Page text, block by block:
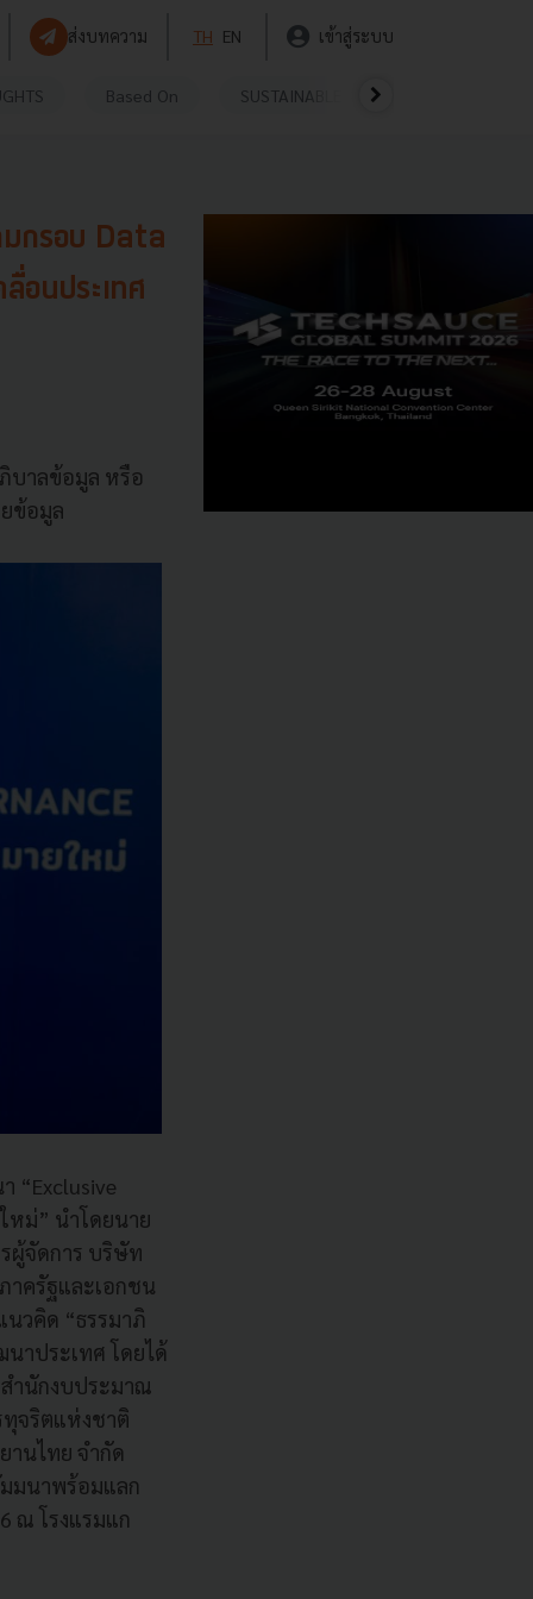
ส่งบทความ TH EN เข้าสู่ระบบ
Based On SUSTAINABLE
มกรอบ Data
อนประเทศ
บาลข้อมูล หรือ
ข้อมูล
“Exclusive
หม่” นำโดยนาย
ผู้จัดการ บริษัท
าครัฐและเอกชน
วคิด “ธรรมาภิ
าประเทศ โดยได้
ำนักงบประมาณ
ทุจริตแห่งชาติ
านไทย จำกัด
มนาพร้อมแลก
ณ โรงแรมแก